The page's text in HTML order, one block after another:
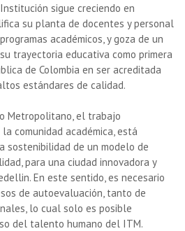
sigue creciendo en
su planta de docentes y personal
académicos, y goza de un
trayectoria educativa como primera
de Colombia en ser acreditada
estándares de calidad.
Metropolitano, el trabajo
comunidad académica, está
sostenibilidad de un modelo de
para una ciudad innovadora y
En este sentido, es necesario
de autoevaluación, tanto de
lo cual solo es posible
del talento humano del ITM.